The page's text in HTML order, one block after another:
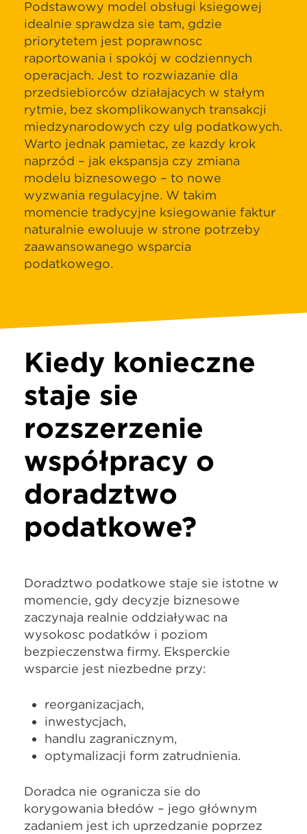
Podstawowy model obsługi księgowej
idealnie sprawdza się tam, gdzie
priorytetem jest poprawność
raportowania i spokój w codziennych
operacjach. Jest to rozwiązanie dla
przedsiębiorców działających w stałym
rytmie, bez skomplikowanych transakcji
międzynarodowych czy ulg podatkowych.
Warto jednak pamiętać, że każdy krok
naprzód – jak ekspansja czy zmiana
modelu biznesowego – to nowe
wyzwania regulacyjne. W takim
momencie tradycyjne księgowanie faktur
naturalnie ewoluuje w stronę potrzeby
zaawansowanego wsparcia
podatkowego.
Kiedy konieczne
staje się
rozszerzenie
współpracy o
doradztwo
podatkowe?
Doradztwo podatkowe staje się istotne w
momencie, gdy decyzje biznesowe
zaczynają realnie oddziaływać na
wysokość podatków i poziom
bezpieczeństwa firmy. Eksperckie
wsparcie jest niezbędne przy:
reorganizacjach,
inwestycjach,
handlu zagranicznym,
optymalizacji form zatrudnienia.
Doradca nie ogranicza się do
korygowania błędów – jego głównym
zadaniem jest ich uprzedzanie poprzez